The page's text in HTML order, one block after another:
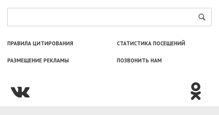
ПРАВИЛА ЦИТИРОВАНИЯ СТАТИСТИКА ПОСЕЩЕНИЙ
РАЗМЕЩЕНИЕ РЕКЛАМЫ ПОЗВОНИТЬ НАМ